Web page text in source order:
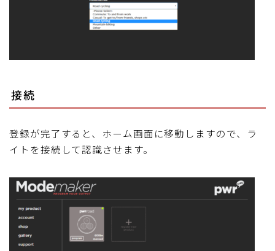
接続
登録が完了すると、ホーム画面に移動しますので、ラ
イトを接続して認識させます。